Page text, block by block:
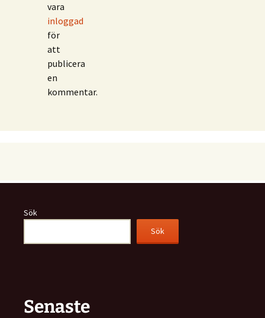
vara
inloggad
för
att
publicera
en
kommentar.
Sök
Sök
Senaste